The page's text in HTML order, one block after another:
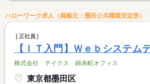
ハローワーク求人（掲載元：墨田公共職業安定所）
正社員
【ＩＴ入門】Ｗｅｂシステム
株式会社 テイクス 錦糸町オフィス
東京都墨田区